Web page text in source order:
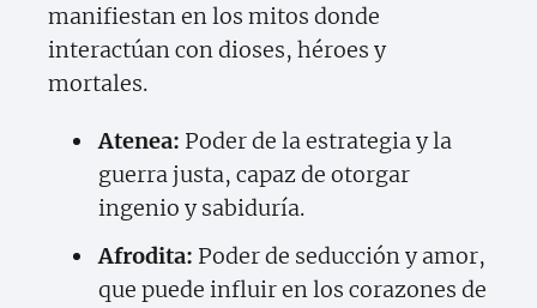
manifiestan en los mitos donde
interactúan con dioses, héroes y
mortales.
Atenea: Poder de la estrategia y la
guerra justa, capaz de otorgar
ingenio y sabiduría.
Afrodita: Poder de seducción y amor,
que puede influir en los corazones de